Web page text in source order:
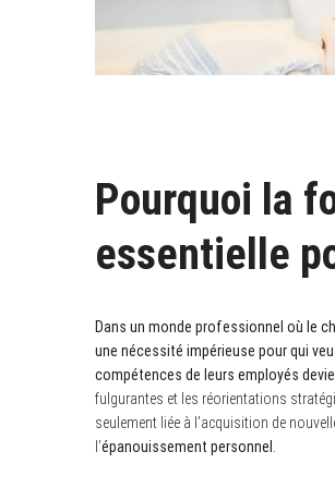
Pourquoi la
essentielle
Dans un monde professionnel où le
une nécessité impérieuse pour qui
compétences de leurs employés
fulgurantes et les réorientations
seulement liée à l’acquisition de
l’épanouissement personnel